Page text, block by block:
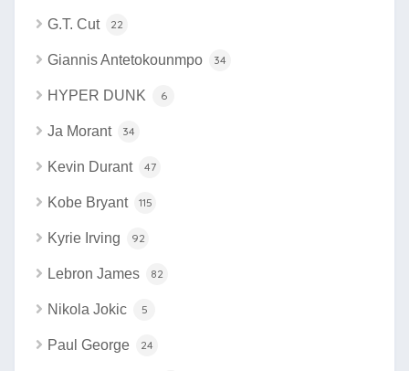
G.T. Cut 22
Giannis Antetokounmpo 34
HYPER DUNK 6
Ja Morant 34
Kevin Durant 47
Kobe Bryant 115
Kyrie Irving 92
Lebron James 82
Nikola Jokic 5
Paul George 24